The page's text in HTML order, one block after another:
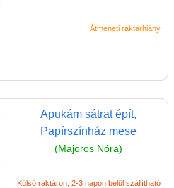
Átmeneti raktárhiány
Apukám sátrat épít,
Papírszínház mese
(Majoros Nóra)
Külső raktáron, 2-3 napon belül szállítható
Úti játékok, Utazó játékok
CSAK NÁLUNK - Egyedi